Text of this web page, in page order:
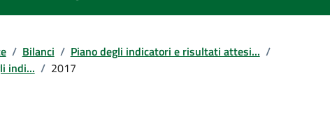
/ Bilanci / Piano degli indicatori e risultati attesi... /
indi... / 2017